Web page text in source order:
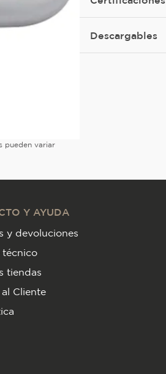
pueden variar
Descargables
Y AYUDA
y devoluciones
técnico
tiendas
Cliente